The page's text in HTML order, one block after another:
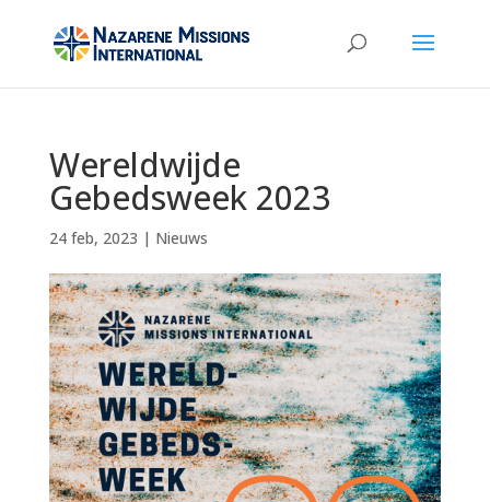
Wereldwijde
Gebedsweek 2023
24 feb, 2023 | Nieuws